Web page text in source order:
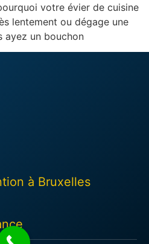
votre évier de cuisine
lentement ou dégage une
ayez un bouchon
à Bruxelles